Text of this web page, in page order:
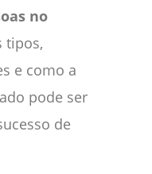
no
tipos,
e como a
pode ser
de